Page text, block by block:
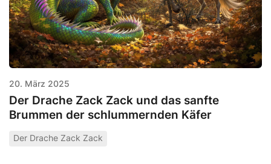
20. März 2025
Der Drache Zack Zack und das sanfte
Brummen der schlummernden Käfer
Der Drache Zack Zack